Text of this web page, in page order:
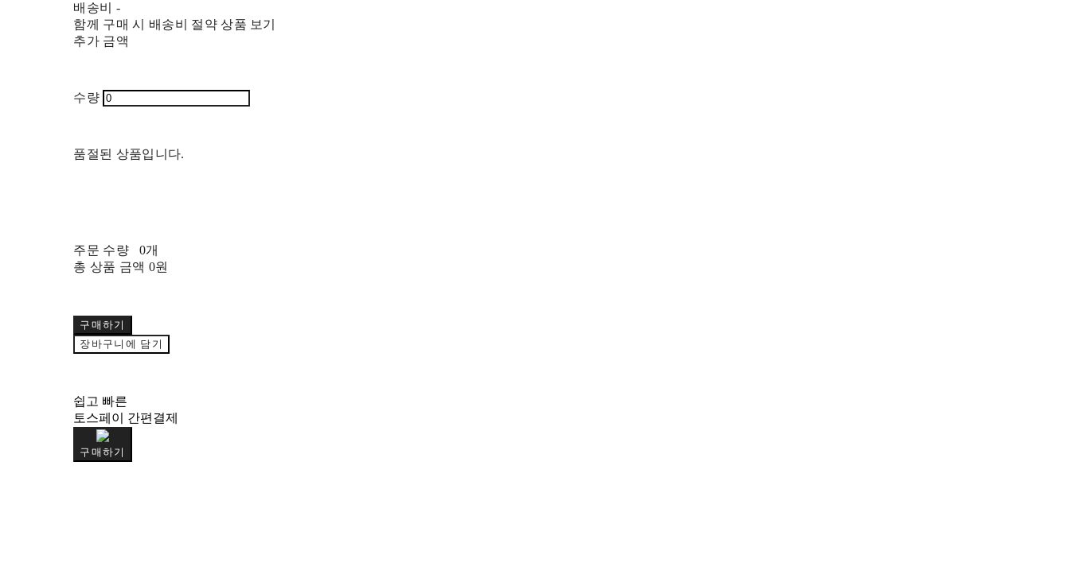
배송비 -
함께 구매 시 배송비 절약 상품 보기
추가 금액
수량
품절된 상품입니다.
주문 수량
0개
총 상품 금액 0원
구매하기
장바구니에 담기
쉽고 빠른
토스페이 간편결제
구매하기